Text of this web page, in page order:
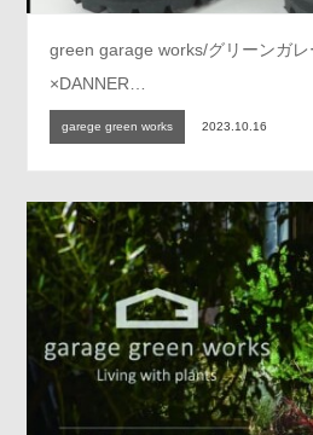
green garage works/グリーンガレ
×DANNER…
garege green works 2023.10.16